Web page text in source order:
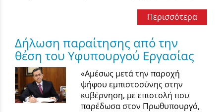
Περισσότερα
Δήλωση παραίτησης από την
θέση του Υφυπουργού Εργασίας
«Αμέσως μετά την παροχή
ψήφου εμπιστοσύνης στην
κυβέρνηση, με επιστολή που
παρέδωσα στον Πρωθυπουργό,